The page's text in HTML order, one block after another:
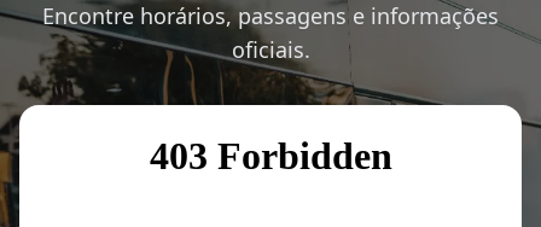
Encontre horários, passagens e informações
oficiais.